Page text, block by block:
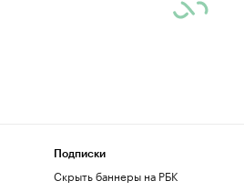
Подписки
Скрыть баннеры на РБК